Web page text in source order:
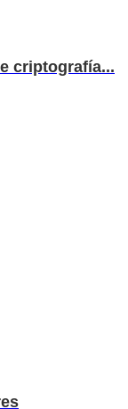
criptografía...